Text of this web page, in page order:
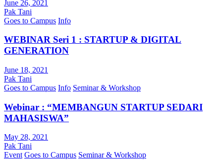
June 26, 2021
Pak Tani
Goes to Campus Info
WEBINAR Seri 1 : STARTUP & DIGITAL
GENERATION
June 18, 2021
Pak Tani
Goes to Campus Info Seminar & Workshop
Webinar : “MEMBANGUN STARTUP SEDARI
MAHASISWA”
May 28, 2021
Pak Tani
Event Goes to Campus Seminar & Workshop